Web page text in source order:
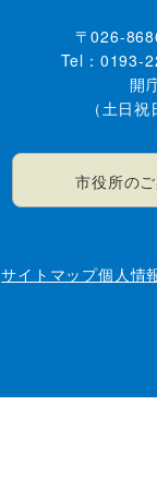
〒026-
Tel：0193-
開
（土日
市役所の
サイトマップ個人情